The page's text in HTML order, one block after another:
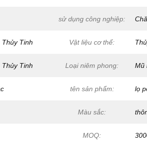
sử dụng công nghiệp:
Thủy Tinh Vật liệu cơ thể:
Thủy Tinh Loại niêm phong: Mũ
tên sản phẩm: lọ
Màu sắc:
MOQ: